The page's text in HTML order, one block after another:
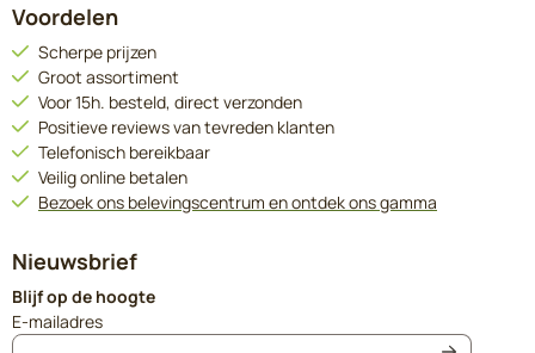
Voordelen
Scherpe prijzen
Groot assortiment
Voor 15h. besteld, direct verzonden
Positieve reviews van tevreden klanten
Telefonisch bereikbaar
Veilig online betalen
Bezoek ons belevingscentrum en ontdek ons gamma
Nieuwsbrief
Blijf op de hoogte
E-mailadresVul je e-mailadres in voor de nieuwsbrief